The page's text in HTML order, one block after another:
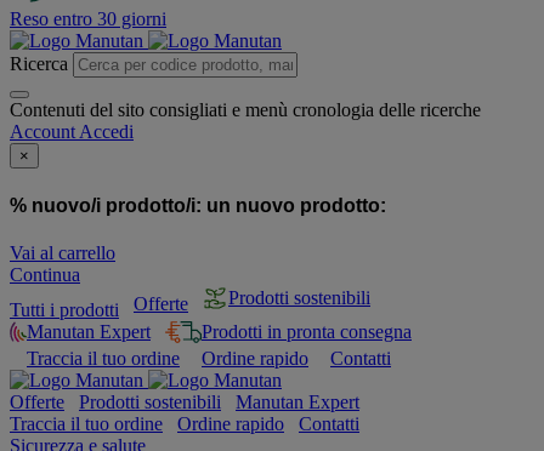
Reso entro 30 giorni
Ricerca
Contenuti del sito consigliati e menù cronologia delle ricerche
Account Accedi
×
% nuovo/i prodotto/i: un nuovo prodotto:
Vai al carrello
Continua
Tutti i prodotti
Offerte
Prodotti sostenibili
Manutan Expert
Prodotti in pronta consegna
Traccia il tuo ordine
Ordine rapido Contatti
Offerte Prodotti sostenibili
Manutan Expert
Traccia il tuo ordine
Ordine rapido
Contatti
Sicurezza e salute